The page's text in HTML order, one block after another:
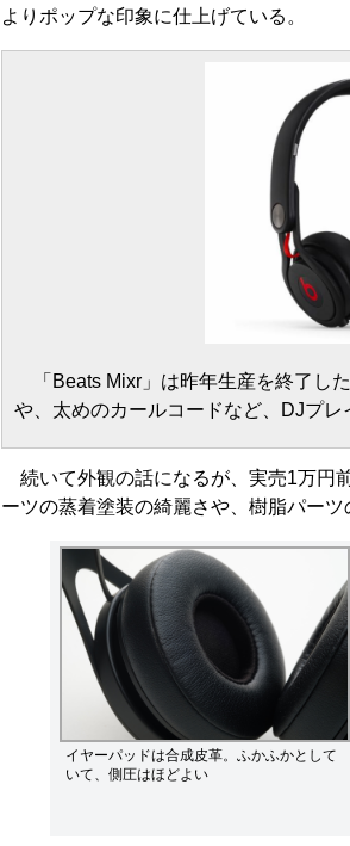
よりポップな印象に仕上げている。
「Beats Mixr」は昨年生産を終了し
や、太めのカールコードなど、DJプレ
続いて外観の話になるが、実売1万円
ーツの蒸着塗装の綺麗さや、樹脂パーツ
イヤーパッドは合成皮革。ふかふかとして
いて、側圧はほどよい